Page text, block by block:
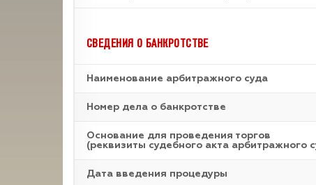
СВЕДЕНИЯ О БАНКРОТСТВЕ
Наименование арбитражного суда
Номер дела о банкротстве
Основание для проведения торгов
(реквизиты судебного акта арбитражного
Дата введения процедуры